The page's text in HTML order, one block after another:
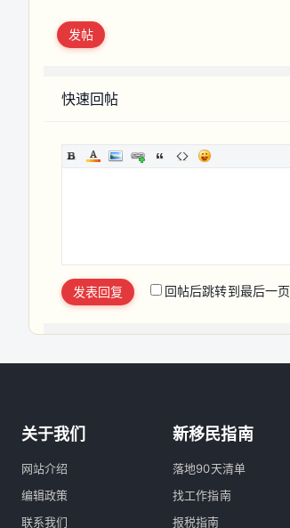
发帖
快速回帖
发表回复 回帖后跳转到最后一页
关于我们
网站介绍
编辑政策
联系我们
新移民指南
落地90天清单
找工作指南
报税指南